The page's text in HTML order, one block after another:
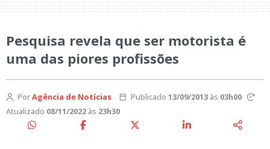
Pesquisa revela que ser motorista é
uma das piores profissões
PorAgência de Notícias Publicado 13/09/2013às 03h00
Atualizado 08/11/2022 às 23h30